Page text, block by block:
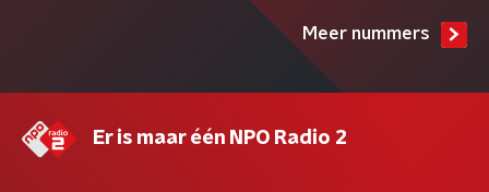
Meer nummers
Er is maar één NPO Radio 2